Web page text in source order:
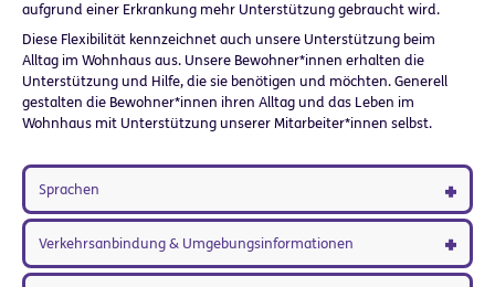
aufgrund einer Erkrankung mehr Unterstützung gebraucht wird.
Diese Flexibilität kennzeichnet auch unsere Unterstützung beim
Alltag im Wohnhaus aus. Unsere Bewohner*innen erhalten die
Unterstützung und Hilfe, die sie benötigen und möchten. Generell
gestalten die Bewohner*innen ihren Alltag und das Leben im
Wohnhaus mit Unterstützung unserer Mitarbeiter*innen selbst.
Sprachen
Verkehrsanbindung & Umgebungsinformationen